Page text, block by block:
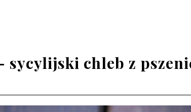
sycylijski chleb z